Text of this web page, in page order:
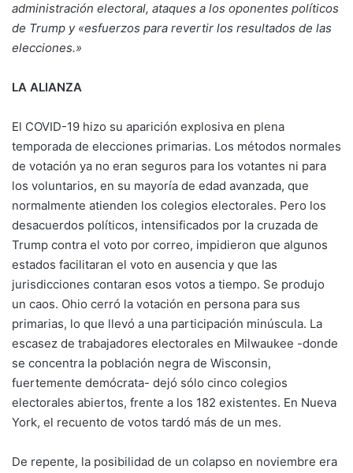
administración electoral, ataques a los oponentes políticos
de Trump y «esfuerzos para revertir los resultados de las
elecciones.»
LA ALIANZA
El COVID-19 hizo su aparición explosiva en plena
temporada de elecciones primarias. Los métodos normales
de votación ya no eran seguros para los votantes ni para
los voluntarios, en su mayoría de edad avanzada, que
normalmente atienden los colegios electorales. Pero los
desacuerdos políticos, intensificados por la cruzada de
Trump contra el voto por correo, impidieron que algunos
estados facilitaran el voto en ausencia y que las
jurisdicciones contaran esos votos a tiempo. Se produjo
un caos. Ohio cerró la votación en persona para sus
primarias, lo que llevó a una participación minúscula. La
escasez de trabajadores electorales en Milwaukee -donde
se concentra la población negra de Wisconsin,
fuertemente demócrata- dejó sólo cinco colegios
electorales abiertos, frente a los 182 existentes. En Nueva
York, el recuento de votos tardó más de un mes.
De repente, la posibilidad de un colapso en noviembre era